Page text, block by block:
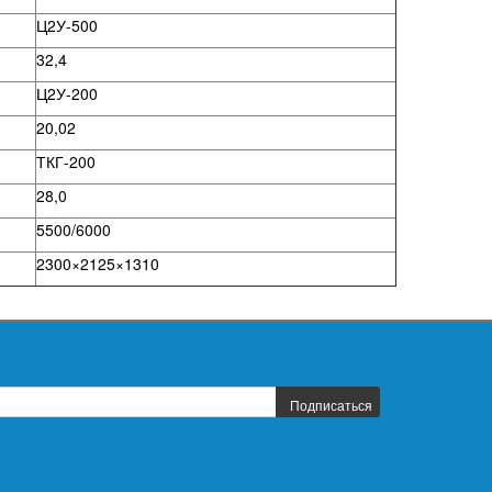
Ц2У-500
32,4
Ц2У-200
20,02
ТКГ-200
28,0
5500/6000
2300×2125×1310
Подписаться